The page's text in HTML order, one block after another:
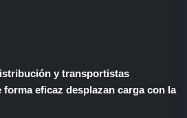
y transportistas
forma eficaz desplazan carga con la